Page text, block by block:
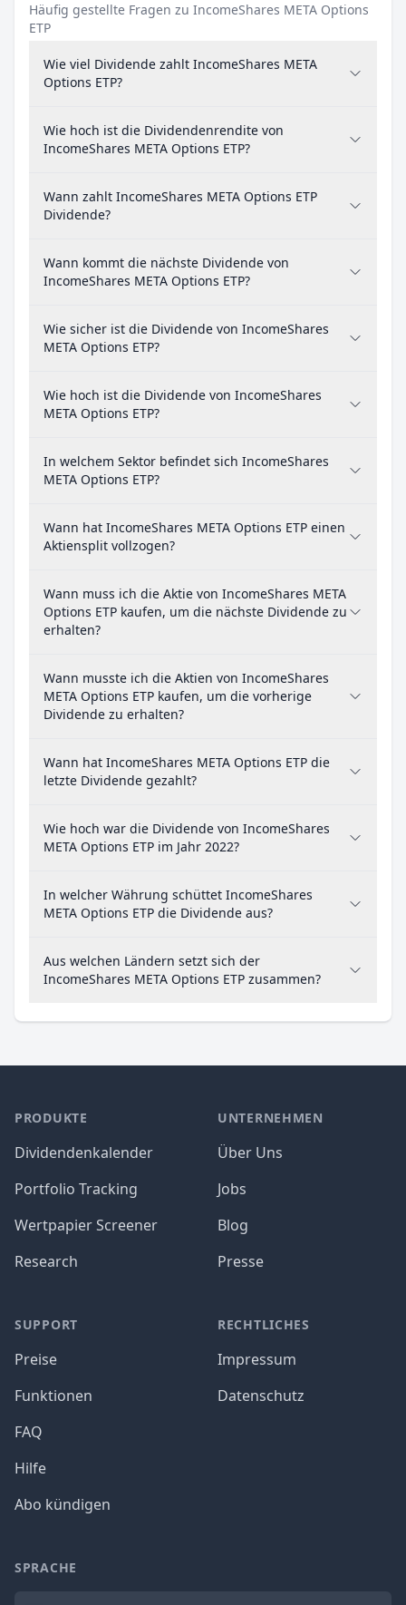
Häufig gestellte Fragen zu IncomeShares META Options
ETP
Wie viel Dividende zahlt IncomeShares META
Options ETP?
Wie hoch ist die Dividendenrendite von
IncomeShares META Options ETP?
Wann zahlt IncomeShares META Options ETP
Dividende?
Wann kommt die nächste Dividende von
IncomeShares META Options ETP?
Wie sicher ist die Dividende von IncomeShares
META Options ETP?
Wie hoch ist die Dividende von IncomeShares
META Options ETP?
In welchem Sektor befindet sich IncomeShares
META Options ETP?
Wann hat IncomeShares META Options ETP einen
Aktiensplit vollzogen?
Wann muss ich die Aktie von IncomeShares META
Options ETP kaufen, um die nächste Dividende zu
erhalten?
Wann musste ich die Aktien von IncomeShares
META Options ETP kaufen, um die vorherige
Dividende zu erhalten?
Wann hat IncomeShares META Options ETP die
letzte Dividende gezahlt?
Wie hoch war die Dividende von IncomeShares
META Options ETP im Jahr 2022?
In welcher Währung schüttet IncomeShares
META Options ETP die Dividende aus?
Aus welchen Ländern setzt sich der
IncomeShares META Options ETP zusammen?
PRODUKTE
Dividendenkalender
Portfolio Tracking
Wertpapier Screener
Research
SUPPORT
Preise
Funktionen
FAQ
Hilfe
Abo kündigen
UNTERNEHMEN
Über Uns
Jobs
Blog
Presse
RECHTLICHES
Impressum
Datenschutz
SPRACHE